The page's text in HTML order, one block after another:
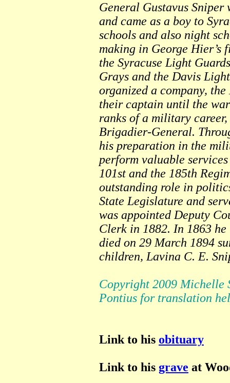
General Gustavus Sniper
and came as a boy to
schools and also night
making in George Hier’s
the Syracuse Light
Grays and the Davis
organized a company,
their captain until the
ranks of a military
Brigadier-General.
his preparation in the
perform valuable
101st and the 185th
outstanding role in
State Legislature and
was appointed Deputy
Clerk in 1882. In 1863
died on 29 March 1894
children, Lavina C. E.
Copyright 2009 Michelle
Pontius for translation
Link to his obituary
Link to his grave at